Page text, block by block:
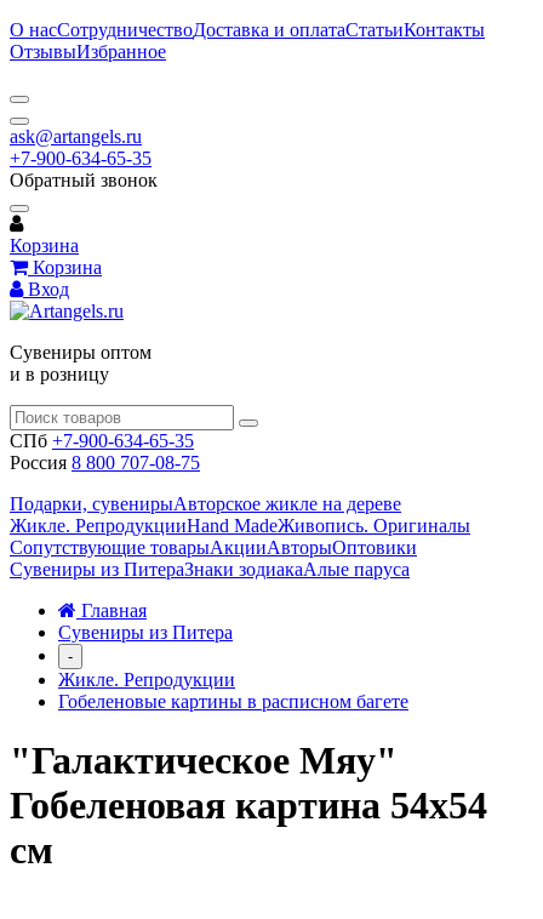
О насСотрудничествоДоставка и оплатаСтатьиКонтакты
ОтзывыИзбранное
ask@artangels.ru
+7-900-634-65-35
Обратный звонок
Корзина
Корзина
Вход
Сувениры оптом
и в розницу
СПб +7-900-634-65-35
Россия 8 800 707-08-75
Подарки, сувенирыАвторское жикле на дереве
Жикле. РепродукцииHand MadeЖивопись. Оригиналы
Сопутствующие товарыАкцииАвторыОптовики
Сувениры из ПитераЗнаки зодиакаАлые паруса
Главная
Сувениры из Питера
-
Жикле. Репродукции
Гобеленовые картины в расписном багете
"Галактическое Мяу"
Гобеленовая картина 54х54
см